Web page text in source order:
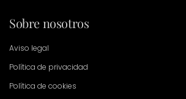
Sobre nosotros
Aviso legal
Política de privacidad
Política de cookies